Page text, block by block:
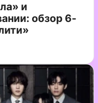
и
обзор 6-